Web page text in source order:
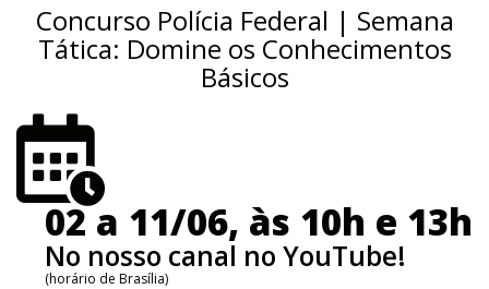
Concurso Polícia Federal | Semana
Tática: Domine os Conhecimentos
Básicos
02 a 11/06, às 10h e 13h
No nosso canal no YouTube!
(horário de Brasília)